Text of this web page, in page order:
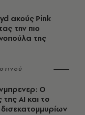
ακούς Pink
την πιο
της
Ο
AI και το